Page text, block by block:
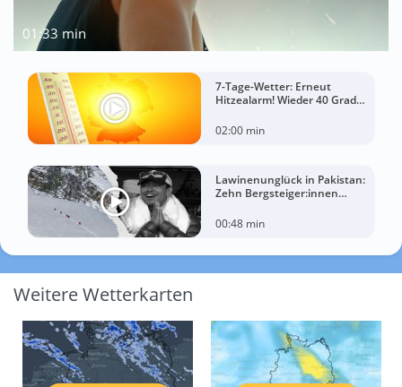
01:33 min
7-Tage-Wetter: Erneut
Hitzealarm! Wieder 40 Grad
02:00 min
Lawinenunglück in Pakistan:
Zehn Bergsteiger:innen
00:48 min
Weitere Wetterkarten